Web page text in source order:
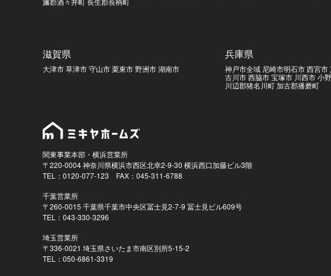
滋賀県
大津市 草津市 守山市 栗東市 野洲市 湖南市
兵庫県
神戸市全域 尼崎市明石市 西宮市
古川市 西脇市 宝塚市 川西市 小
川辺郡猪名川町 加古郡播磨町
関東事業本部・横浜営業所
〒220-0004 神奈川県横浜市西区北幸2-9-30 横浜西口加藤ビル3階
TEL：0120-077-123 FAX：045-311-6788
千葉営業所
〒260-0015 千葉県千葉市中央区冨士見2-7-9 冨士見ビル609号
TEL：043-330-3296
埼玉営業所
〒336-0021 埼玉県さいたま市南区別所5-15-2
TEL：050-6861-3319